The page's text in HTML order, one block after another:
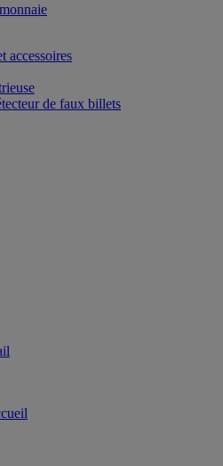
accessoires
de faux billets